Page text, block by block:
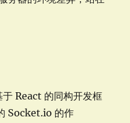
React 的同构开发框
Socket.io 的作